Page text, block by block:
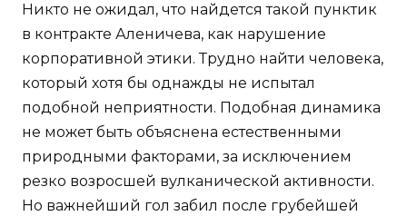
Никто не ожидал, что найдется такой пунктик
в контракте Аленичева, как нарушение
корпоративной этики. Трудно найти человека,
который хотя бы однажды не испытал
подобной неприятности. Подобная динамика
не может быть объяснена естественными
природными факторами, за исключением
резко возросшей вулканической активности.
Но важнейший гол забил после грубейшей